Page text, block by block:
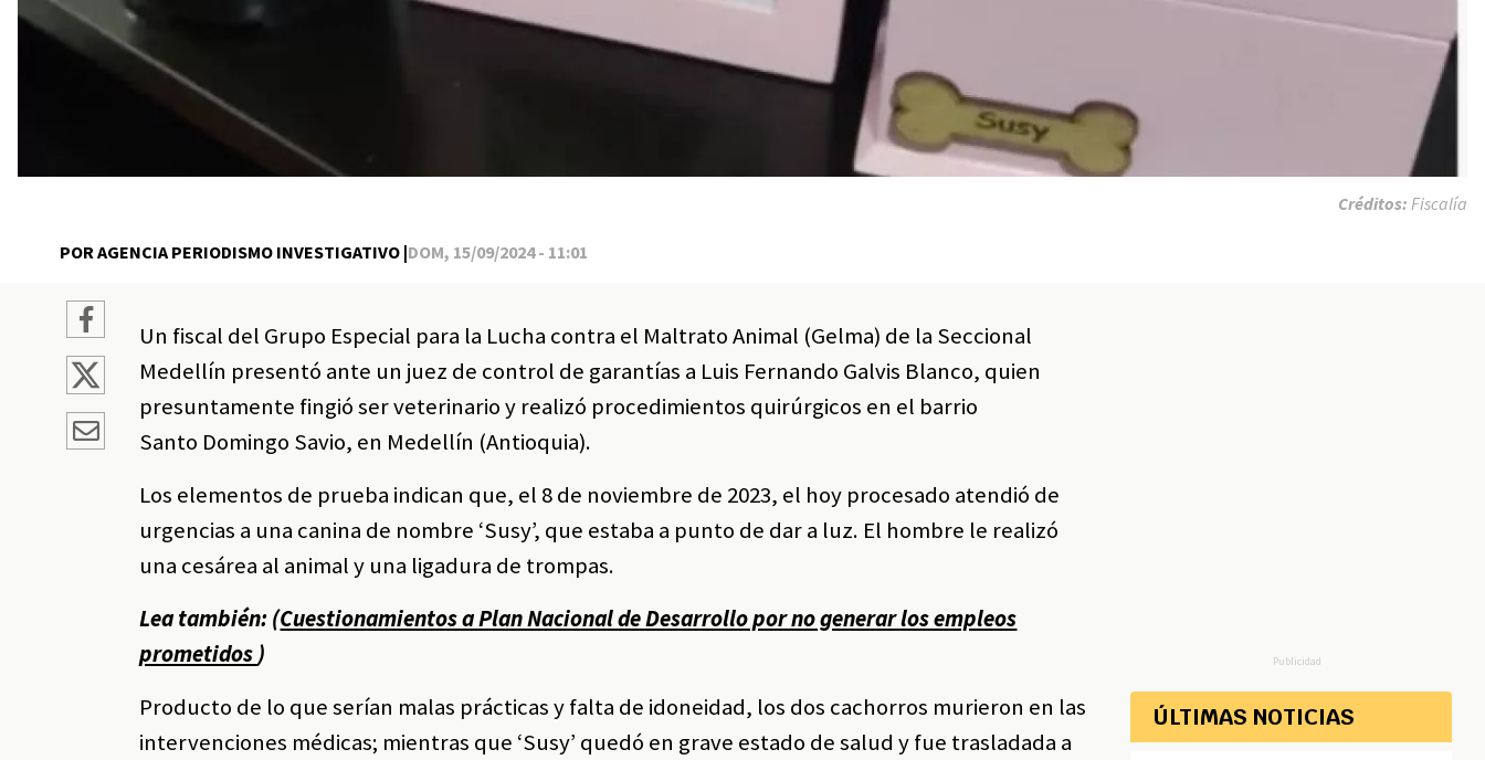
POR AGENCIA PERIODISMO INVESTIGATIVO |DOM, 15/09/2024 - 11:01
Créditos: Fiscalía
Un fiscal del Grupo Especial para la Lucha contra el Maltrato Animal (Gelma) de la Seccional
Medellín presentó ante un juez de control de garantías a Luis Fernando Galvis Blanco, quien
presuntamente fingió ser veterinario y realizó procedimientos quirúrgicos en el barrio
Santo Domingo Savio, en Medellín (Antioquia).
Los elementos de prueba indican que, el 8 de noviembre de 2023, el hoy procesado atendió de
urgencias a una canina de nombre ‘Susy’, que estaba a punto de dar a luz. El hombre le realizó
una cesárea al animal y una ligadura de trompas.
Lea también: (Cuestionamientos a Plan Nacional de Desarrollo por no generar los empleos
prometidos)
Producto de lo que serían malas prácticas y falta de idoneidad, los dos cachorros murieron en las
intervenciones médicas; mientras que ‘Susy’ quedó en grave estado de salud y fue trasladada a
Publicidad
ÚLTIMAS NOTICIAS